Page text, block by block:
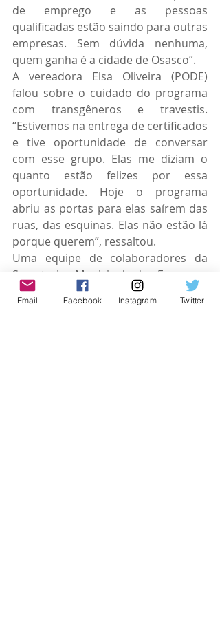
de emprego e as pessoas
qualificadas estão saindo para outras
empresas. Sem dúvida nenhuma,
quem ganha é a cidade de Osasco”.
A vereadora Elsa Oliveira (PODE)
falou sobre o cuidado do programa
com transgêneros e travestis.
“Estivemos na entrega de certificados
e tive oportunidade de conversar
com esse grupo. Elas me diziam o
quanto estão felizes por essa
oportunidade. Hoje o programa
abriu as portas para elas saírem das
ruas, das esquinas. Elas não estão lá
porque querem”, ressaltou.
Uma equipe de colaboradores da
Secretaria Municipal de Emprego,
Trabalho e Renda (Setre), pasta
responsável pela criação e execução
Email Facebook Instagram Twitter